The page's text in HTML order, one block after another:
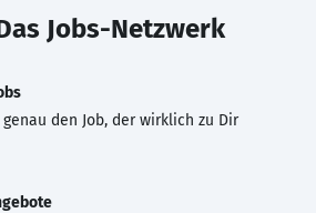
Jobs-Netzwerk
den Job, der wirklich zu Dir